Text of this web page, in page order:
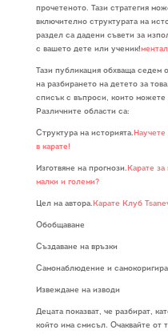
прочетеното. Тази стратегия
включително структурата на
раздел са дадени съвети за
с вашето дете или ученик!
Тази публикация обхваща седем
на разбирането на детето за
списък с въпроси, които можете
Различните области са:
Структура на историята.
в карате!
Изготвяне на прогнози. Карате
малки и големи?
Цел на автора. Карате Клуб
Обобщаване
Създаване на връзки
Самонаблюдение и
Извеждане на изводи
Децата показват, че разбират,
който има смисъл. Очаквайте от